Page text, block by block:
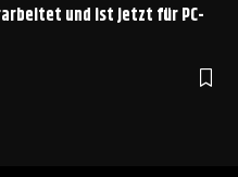
und ist jetzt für PC-